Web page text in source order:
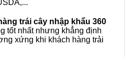
trái cây nhập khẩu 360
tốt nhất nhưng khẳng định
xứng khi khách hàng trải